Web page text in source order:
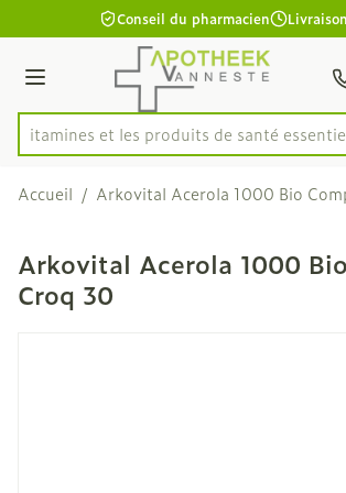
Aller au contenu
1 de 1
Conseil du pharmacien
Menu
Rechercher
vitamines et les produits de santé
Accueil / Arkovital Acerola 1000 Bio
Arkovital Acerola 1000
Croq 30